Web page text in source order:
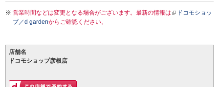
営業時間などは変更となる場合がございます。最新の情報は
ドコモショッ
プ／d gardenからご確認ください。
店舗名
ドコモショップ彦根店